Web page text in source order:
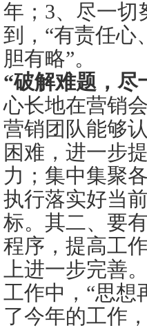
年； 3、尽一切
到，“有责任心
胆有略”。
“破解难题，
心长地在营销
营销团队能够
困难，进一步
力；集中集聚
执行落实好当
标。其二、要
程序，提高工
上进一步完善
工作中，“思想
了今年的工作